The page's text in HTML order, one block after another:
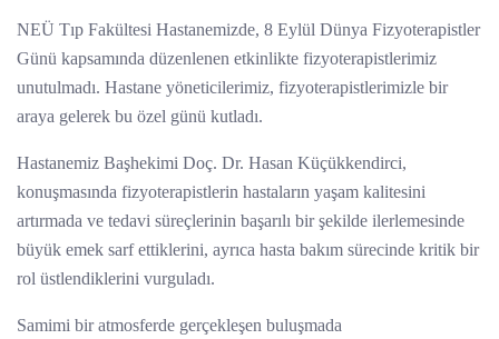
NEÜ Tıp Fakültesi Hastanemizde, 8 Eylül Dünya Fizyoterapistler
Günü kapsamında düzenlenen etkinlikte fizyoterapistlerimiz
unutulmadı. Hastane yöneticilerimiz, fizyoterapistlerimizle bir
araya gelerek bu özel günü kutladı.
Hastanemiz Başhekimi Doç. Dr. Hasan Küçükkendirci,
konuşmasında fizyoterapistlerin hastaların yaşam kalitesini
artırmada ve tedavi süreçlerinin başarılı bir şekilde ilerlemesinde
büyük emek sarf ettiklerini, ayrıca hasta bakım sürecinde kritik bir
rol üstlendiklerini vurguladı.
Samimi bir atmosferde gerçekleşen buluşmada